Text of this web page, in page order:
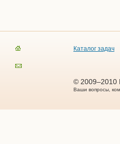
Каталог задач
© 2009–2010
Ваши вопросы,